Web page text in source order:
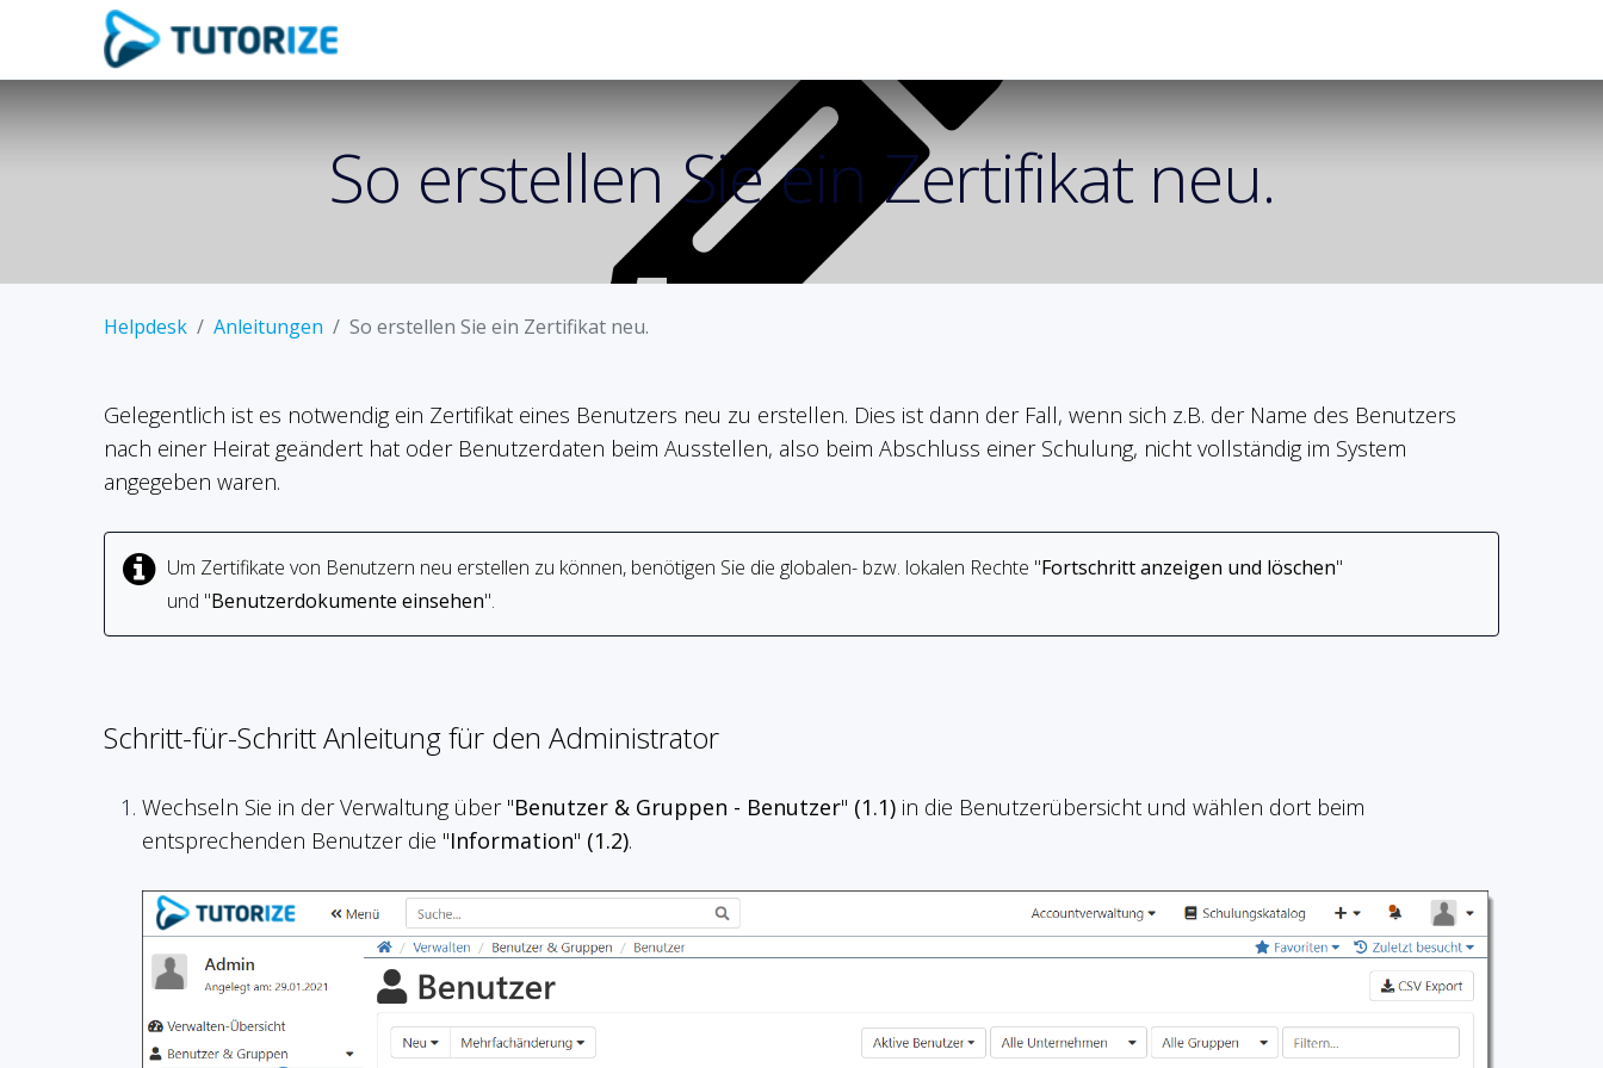
So erstellen Sie ein Zertifikat neu.
Helpdesk Anleitungen So erstellen Sie ein Zertifikat neu.
Gelegentlich ist es notwendig ein Zertifikat eines Benutzers neu zu erstellen. Dies ist dann der Fall, wenn sich z.B. der Name des Benutzers
nach einer Heirat geändert hat oder Benutzerdaten beim Ausstellen, also beim Abschluss einer Schulung, nicht vollständig im System
angegeben waren.
Um Zertifikate von Benutzern neu erstellen zu können, benötigen Sie die globalen- bzw. lokalen Rechte "Fortschritt anzeigen und löschen"
und "Benutzerdokumente einsehen".
Schritt-für-Schritt Anleitung für den Administrator
Wechseln Sie in der Verwaltung über "Benutzer & Gruppen - Benutzer" (1.1) in die Benutzerübersicht und wählen dort beim
entsprechenden Benutzer die "Information" (1.2).